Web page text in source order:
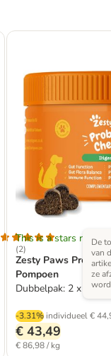
This is a stars rating
(2)
Zesty Paws
Pompoen
Dubbelpak: 2 x 50
-3.31% individueel €
De
van
ze
€ 43,49
€ 86,98 / kg